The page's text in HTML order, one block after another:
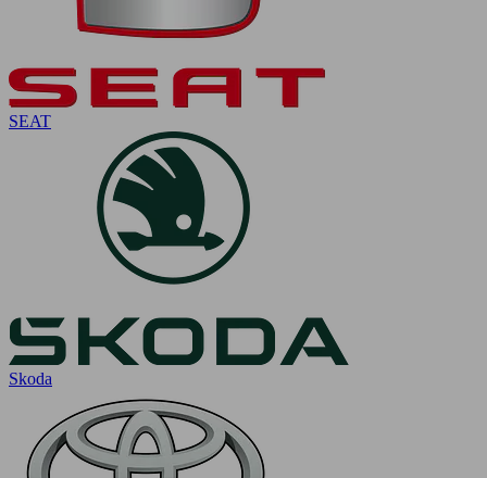
SEAT
Skoda